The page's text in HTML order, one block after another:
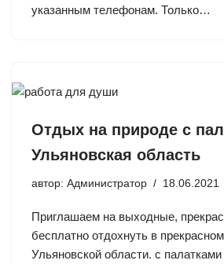
указанным телефонам. Только…
Отдых на природе с
Ульяновская область
автор: Администратор 18.06.2021
Приглашаем на выходные,
бесплатно отдохнуть в
Ульяновской области. с палатками